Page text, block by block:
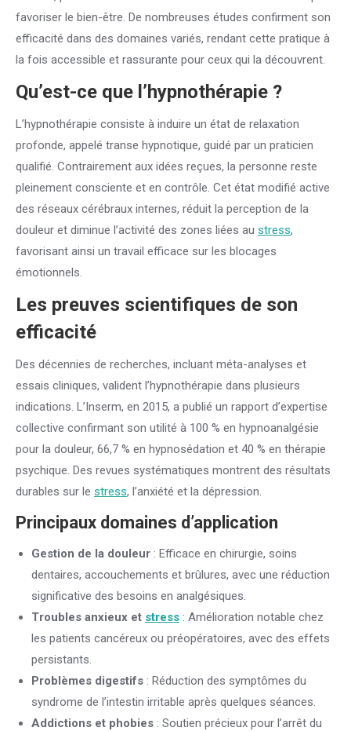
favoriser le bien-être. De nombreuses études confirment son
efficacité dans des domaines variés, rendant cette pratique à
la fois accessible et rassurante pour ceux qui la découvrent.
Qu’est-ce que l’hypnothérapie ?
L’hypnothérapie consiste à induire un état de relaxation
profonde, appelé transe hypnotique, guidé par un praticien
qualifié. Contrairement aux idées reçues, la personne reste
pleinement consciente et en contrôle. Cet état modifié active
des réseaux cérébraux internes, réduit la perception de la
douleur et diminue l’activité des zones liées au stress,
favorisant ainsi un travail efficace sur les blocages
émotionnels.
Les preuves scientifiques de son
efficacité
Des décennies de recherches, incluant méta-analyses et
essais cliniques, valident l’hypnothérapie dans plusieurs
indications. L’Inserm, en 2015, a publié un rapport d’expertise
collective confirmant son utilité à 100 % en hypnoanalgésie
pour la douleur, 66,7 % en hypnosédation et 40 % en thérapie
psychique. Des revues systématiques montrent des résultats
durables sur le stress, l’anxiété et la dépression.
Principaux domaines d’application
Gestion de la douleur : Efficace en chirurgie, soins
dentaires, accouchements et brûlures, avec une réduction
significative des besoins en analgésiques.
Troubles anxieux et stress : Amélioration notable chez
les patients cancéreux ou préopératoires, avec des effets
persistants.
Problèmes digestifs : Réduction des symptômes du
syndrome de l’intestin irritable après quelques séances.
Addictions et phobies : Soutien précieux pour l’arrêt du